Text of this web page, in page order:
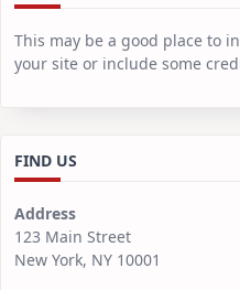
This may be a good place to
your site or include some
FIND US
Address
123 Main Street
New York, NY 10001